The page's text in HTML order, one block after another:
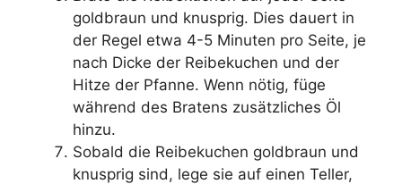
goldbraun und knusprig. Dies dauert in
der Regel etwa 4-5 Minuten pro Seite, je
nach Dicke der Reibekuchen und der
Hitze der Pfanne. Wenn nötig, füge
während des Bratens zusätzliches Öl
hinzu.
Sobald die Reibekuchen goldbraun und
knusprig sind, lege sie auf einen Teller,